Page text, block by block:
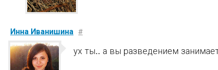
Инна Иванишина #
ух ты.. а вы разведением